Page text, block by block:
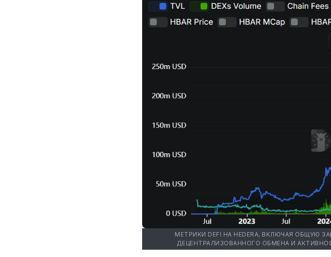
МЕТРИКИ DEFI НА HEDERA, ВКЛЮЧАЯ ОБЩУЮ
ДЕЦЕНТРАЛИЗОВАННОГО ОБМЕНА И